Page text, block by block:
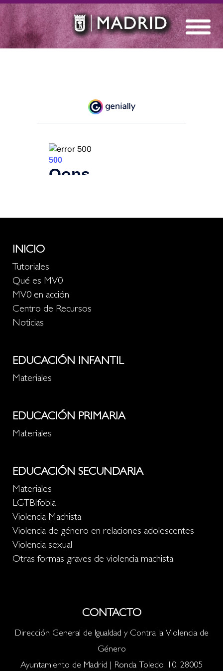
INICIO
Tutoriales
Qué es MV0
MV0 en acción
Centro de Recursos
Noticias
EDUCACIÓN INFANTIL
Materiales
EDUCACIÓN PRIMARIA
Materiales
EDUCACIÓN SECUNDARIA
Materiales
LGTBIfobia
Violencia Machista
Violencia de género en relaciones adolescentes
Violencia sexual
Otras formas graves de violencia machista
CONTACTO
Dirección General de Igualdad y Contra la Violencia de
Género
Ayuntamiento de Madrid | Ronda Toledo, 10, 28005